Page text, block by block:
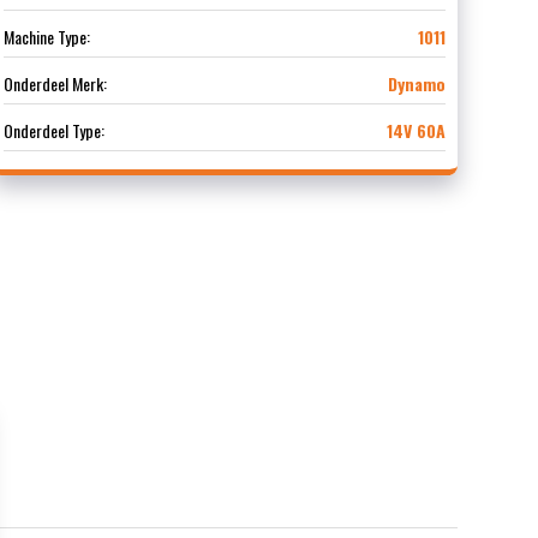
Machine Type:
1011
Onderdeel Merk:
Dynamo
Onderdeel Type:
14V 60A